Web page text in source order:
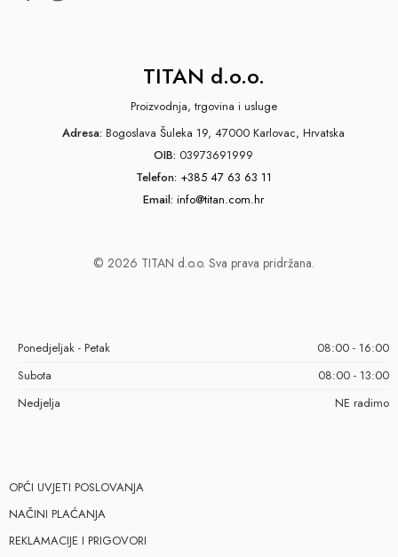
TITAN d.o.o.
Proizvodnja, trgovina i usluge
Adresa: Bogoslava Šuleka 19, 47000 Karlovac, Hrvatska
OIB: 03973691999
Telefon: +385 47 63 63 11
Email: info@titan.com.hr
© 2026 TITAN d.o.o. Sva prava pridržana.
Ponedjeljak - Petak
08:00 - 16:00
Subota
08:00 - 13:00
Nedjelja
NE radimo
OPĆI UVJETI POSLOVANJA
NAČINI PLAĆANJA
REKLAMACIJE I PRIGOVORI